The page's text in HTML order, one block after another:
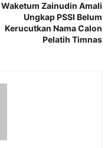
Waketum Zainudin Amali
Ungkap PSSI Belum
Kerucutkan Nama Calon
Pelatih Timnas